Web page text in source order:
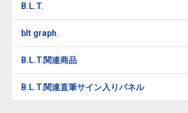
B.L.T.
blt graph.
B.L.T.関連商品
B.L.T.関連直筆サイン入りパネル